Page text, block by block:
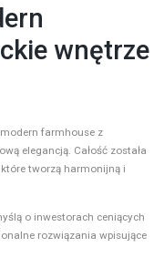
wnętrze
farmhouse z
elegancją. Całość została
tworzą harmonijną i
o inwestorach ceniących
rozwiązania wpisujące